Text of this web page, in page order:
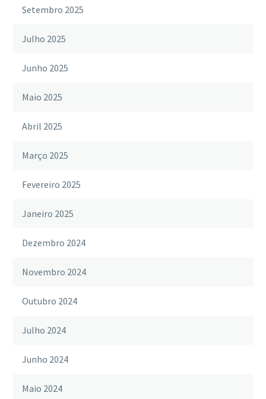
Setembro 2025
Julho 2025
Junho 2025
Maio 2025
Abril 2025
Março 2025
Fevereiro 2025
Janeiro 2025
Dezembro 2024
Novembro 2024
Outubro 2024
Julho 2024
Junho 2024
Maio 2024